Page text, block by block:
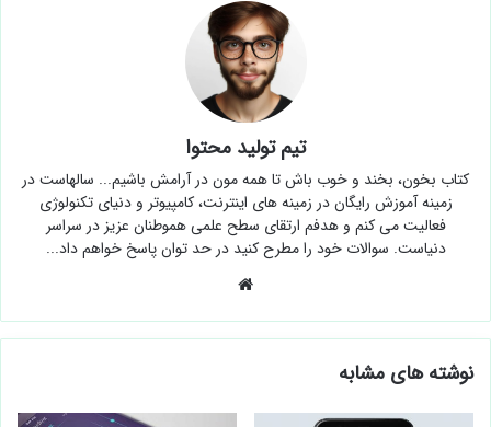
تیم تولید محتوا
کتاب بخون، بخند و خوب باش تا همه مون در آرامش باشیم... سالهاست در
زمینه آموزش رایگان در زمینه های اینترنت، کامپیوتر و دنیای تکنولوژی
فعالیت می کنم و هدفم ارتقای سطح علمی هموطنان عزیز در سراسر
دنیاست. سوالات خود را مطرح کنید در حد توان پاسخ خواهم داد...
نوشته های مشابه